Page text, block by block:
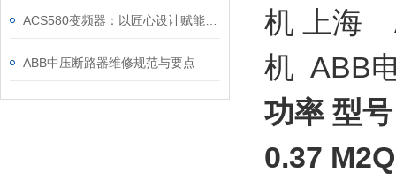
ABB中压断路器维修规范与要点
机 上海
机 ABB
功率 型
0.37